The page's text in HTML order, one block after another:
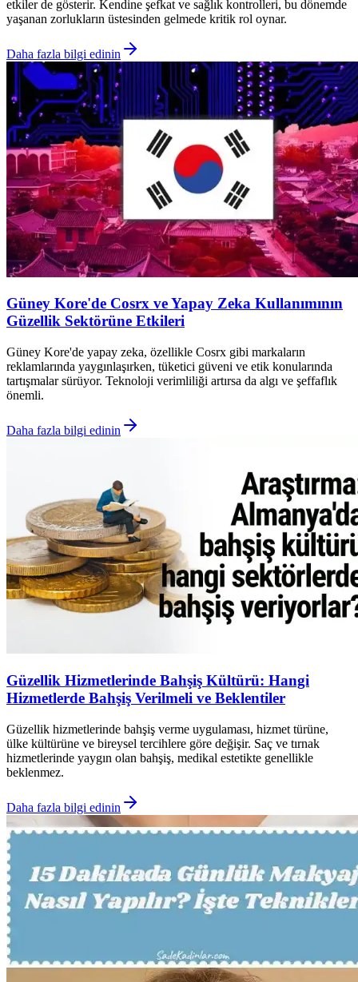
etkiler de gösterir. Kendine şefkat ve sağlık kontrolleri, bu dönemde
yaşanan zorlukların üstesinden gelmede kritik rol oynar.
Daha fazla bilgi edinin
Güney Kore'de Cosrx ve Yapay Zeka Kullanımının
Güzellik Sektörüne Etkileri
Güney Kore'de yapay zeka, özellikle Cosrx gibi markaların
reklamlarında yaygınlaşırken, tüketici güveni ve etik konularında
tartışmalar sürüyor. Teknoloji verimliliği artırsa da algı ve şeffaflık
önemli.
Daha fazla bilgi edinin
Güzellik Hizmetlerinde Bahşiş Kültürü: Hangi
Hizmetlerde Bahşiş Verilmeli ve Beklentiler
Güzellik hizmetlerinde bahşiş verme uygulaması, hizmet türüne,
ülke kültürüne ve bireysel tercihlere göre değişir. Saç ve tırnak
hizmetlerinde yaygın olan bahşiş, medikal estetikte genellikle
beklenmez.
Daha fazla bilgi edinin